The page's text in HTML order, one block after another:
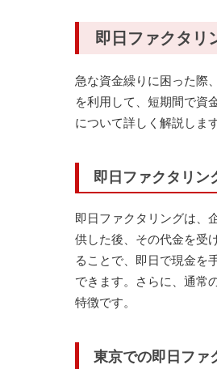
即日ファクタリ
急な資金繰りに困った際
を利用して、短期間で資
について詳しく解説します
即日ファクタリン
即日ファクタリングは、
供した後、その代金を受
ることで、即日で現金を
できます。さらに、通常
特徴です。
東京での即日ファ